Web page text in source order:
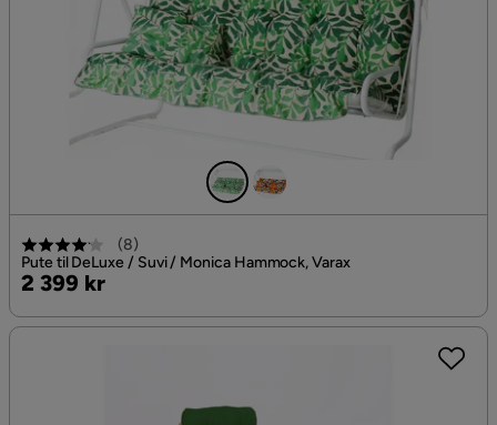
(8)
Pute til DeLuxe / Suvi / Monica Hammock, Varax
Pris
2 399 kr